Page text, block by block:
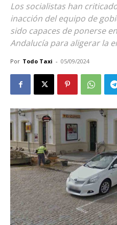
Los socialistas han
inacción del equipo de
sido capaces de ponerse
Andalucía para aligerar la
Por Todo Taxi - 05/09/2024